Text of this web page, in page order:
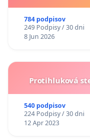
784 podpisov
249 Podpisy / 30 dni
8 Jun 2026
Protihluková
540 podpisov
224 Podpisy / 30 dni
12 Apr 2023